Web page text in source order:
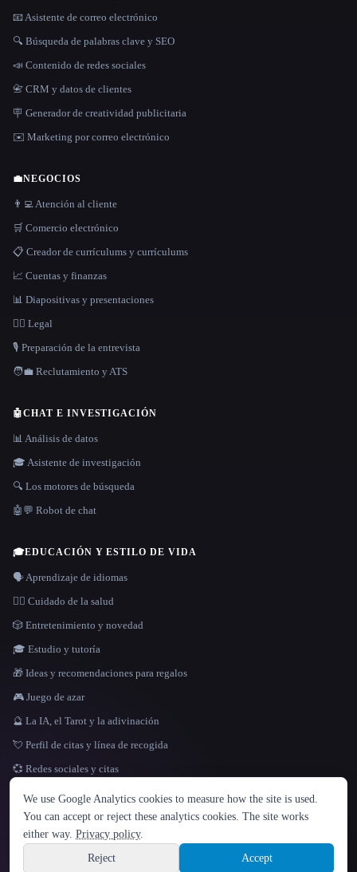
IDIOMA
English español Français Русский 简体中文
Hindi
Sign up
📧 Asistente de correo electrónico
🔍 Búsqueda de palabras clave y SEO
📣 Contenido de redes sociales
📇 CRM y datos de clientes
🪧 Generador de creatividad publicitaria
✉️ Marketing por correo electrónico
💼NEGOCIOS
👨‍💻 Atención al cliente
🛒 Comercio electrónico
📋 Creador de currículums y currículums
📈 Cuentas y finanzas
📊 Diapositivas y presentaciones
👩‍⚖️ Legal
🎙️ Preparación de la entrevista
🧑‍💼 Reclutamiento y ATS
🤖CHAT E INVESTIGACIÓN
📊 Análisis de datos
🎓 Asistente de investigación
🔍 Los motores de búsqueda
🤖💬 Robot de chat
🎓EDUCACIÓN Y ESTILO DE VIDA
🗣️ Aprendizaje de idiomas
👩‍⚕️ Cuidado de la salud
🎲 Entretenimiento y novedad
🎓 Estudio y tutoría
🎁 Ideas y recomendaciones para regalos
🎮 Juego de azar
🔮 La IA, el Tarot y la adivinación
💘 Perfil de citas y línea de recogida
💞 Redes sociales y citas
Site information
© 2026 That AI Collection. Todos los derechos reservados.
política de privacidad·
build de3d624c
We use Google Analytics cookies to measure how the site is used.
You can accept or reject these analytics cookies. The site works
either way. Privacy policy.
Reject
Accept